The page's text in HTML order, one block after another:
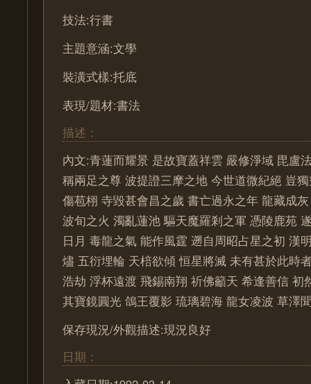
技法:行書
主題意涵:文學
裝潢式樣:托底
表現/題材:書法
描述：
內文:青蓮而耀景 是故寶蓋祥雲 嚴修淨域 毘盧
稱兩足之尊 波提證三摩之地 今世道微紀絕 豈
傷苞栩 寺毀甚會昌之歲 書亡過永之年 龍藏成
波旬之火 濁亂蓮池 驅天魔羅剎之軍 憑陵鹿苑
日月 毒龍之氣 能作風霆 遡自周昭占星之初 漢
燼 五衍埋輪 天棓欲傾 恒星將滅 未有甚於此時
浩劫 浮杯遠渡 飛錫南翔 祈佛籲天 希逢善信 初
其寶鏡圓光 鴿王覆影 琉璃碧海 龍女凌波 草澤
保存現況/外觀描述:現況良好
日期：